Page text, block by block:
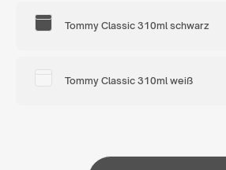
Tommy Classic 310ml schwarz
Tommy Classic 310ml weiß